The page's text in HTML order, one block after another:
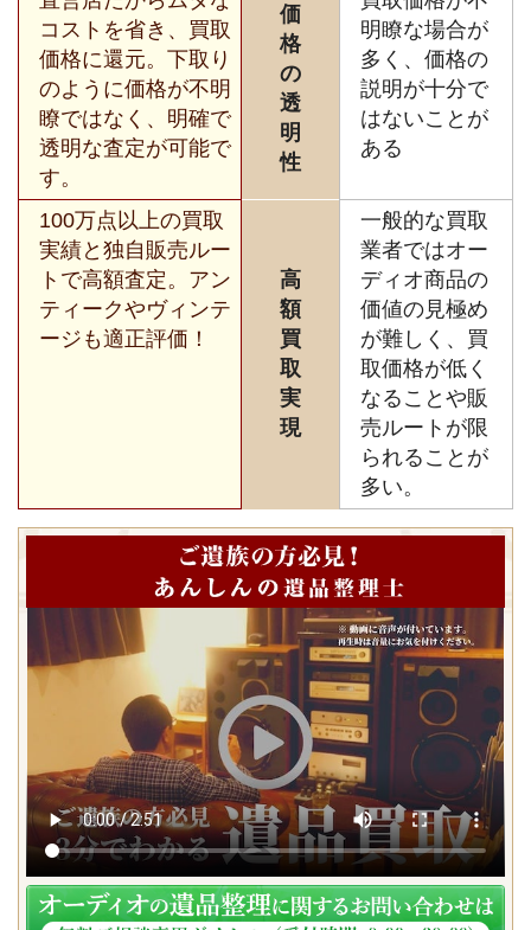
コストを省き、買取
価格に還元。下取り
のように価格が不明
瞭ではなく、明確で
透明な査定が可能で
す。
価
格
の
透
明
性
明瞭な場合が
多く、価格の
説明が十分で
はないことが
ある
100万点以上の買取
実績と独自販売ルー
トで高額査定。アン
ティークやヴィンテ
ージも適正評価！
高
額
買
取
実
現
一般的な買取
業者ではオー
ディオ商品の
価値の見極め
が難しく、買
取価格が低く
なることや販
売ルートが限
られることが
多い。